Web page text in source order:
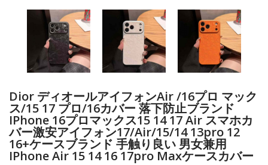
Dior ディオールアイフォンAir /16プロ マック
ス/15 17 プロ/16カバー 落下防止ブランド
IPhone 16プロマックス15 14 17 Air スマホカ
バー激安アイフォン17/air/15/14 13pro 12
16+ケースブランド 手触り良い 男女兼用
IPhone Air 15 14 16 17pro Maxケースカバー